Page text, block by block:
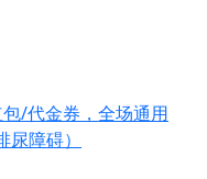
/代金券，全场通用
障碍）